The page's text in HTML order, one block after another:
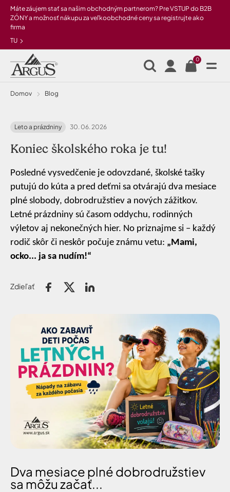
Preskočiť na hlavný obsah
Máte záujem stať sa našim obchodným partnerom? Pre VSTUP do B2B
ZÓNY a možnosť nákupu za veľkoobchodné ceny sa registrujte ako
firma
TU
0
Domov Blog
Leto a prázdniny 30. 06. 2026
Zdieľať
Koniec školského roka je tu!
Posledné vysvedčenie je odovzdané, školské tašky
putujú do kúta a pred deťmi sa otvárajú dva mesiace
plné slobody, dobrodružstiev a nových zážitkov.
Letné prázdniny sú časom oddychu, rodinných
výletov aj nekonečných hier. No priznajme si – každý
rodič skôr či neskôr počuje známu vetu: „Mami,
ocko... ja sa nudím!“
Dva mesiace plné dobrodružstiev
sa môžu začať...